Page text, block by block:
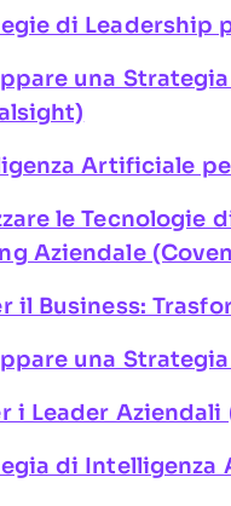
di Leadership
una
Artificiale
le Tecnologie
Aziendale
il Business:
una
i Leader
di Intelligenza